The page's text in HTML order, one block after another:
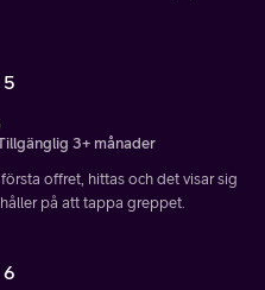
5
3+ månader
offret, hittas och det visar sig
på att tappa greppet.
6